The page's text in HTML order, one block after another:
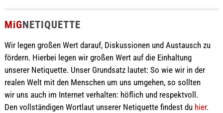
MiGNETIQUETTE
Wir legen großen Wert darauf, Diskussionen und Austausch zu
fördern. Hierbei legen wir großen Wert auf die Einhaltung
unserer Netiquette. Unser Grundsatz lautet: So wie wir in der
realen Welt mit den Menschen um uns umgehen, so sollten
wir uns auch im Internet verhalten: höflich und respektvoll.
Den vollständigen Wortlaut unserer Netiquette findest du hier.